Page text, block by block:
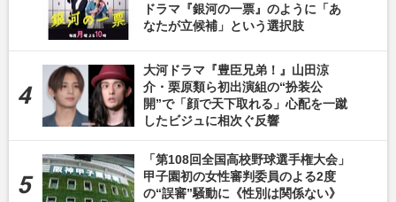
ドラマ『銀河の一票』のように「あ
なたが立候補」という選択肢
大河ドラマ『豊臣兄弟！』山田涼
介・栗原類ら初出演組の“扮装公
開”で「顔で天下取れる」心配を一蹴
したビジュに相次ぐ反響
「第108回全国高校野球選手権大会」
甲子園初の女性審判委員のよる2度
の“誤審”騒動に《性別は関係ない》